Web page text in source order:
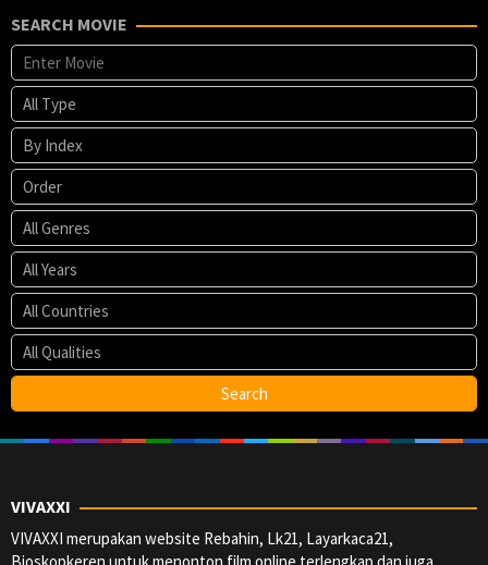
SEARCH MOVIE
VIVAXXI
VIVAXXI merupakan website Rebahin, Lk21, Layarkaca21,